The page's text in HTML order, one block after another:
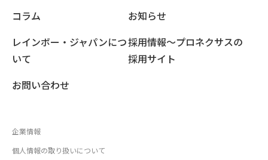
コラム
お知らせ
レインボー・ジャパンにつ
いて
採用情報〜プロネクサスの
採用サイト
お問い合わせ
企業情報
個人情報の取り扱いについて